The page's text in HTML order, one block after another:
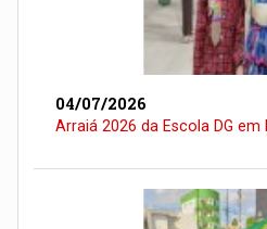
04/07/2026
Arraiá 2026 da Escola DG